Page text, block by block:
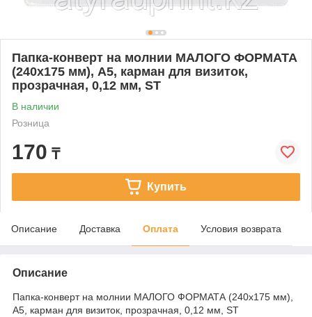
Папка-конверт на молнии МАЛОГО ФОРМАТА
(240х175 мм), А5, карман для визиток,
прозрачная, 0,12 мм, ST
В наличии
Розница
170 ₸
Купить
Описание Доставка Оплата Условия возврата
Описание
Папка-конверт на молнии МАЛОГО ФОРМАТА (240х175 мм),
А5, карман для визиток, прозрачная, 0,12 мм, ST